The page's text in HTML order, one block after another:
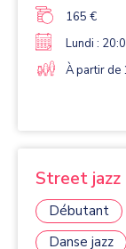
165 €
Lundi :
À partir de
Street jazz
Débutant
Danse jazz